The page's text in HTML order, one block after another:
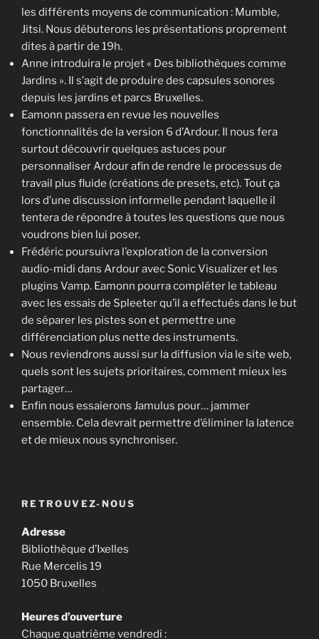
les différents moyens de communication : Mumble,
Jitsi. Nous débuterons les présentations proprement
dites à partir de 19h.
Anne introduira le projet « Des bibliothèques comme
Jardins ». Il s’agit de produire des capsules sonores
depuis les jardins et parcs Bruxelles.
Eamonn passera en revue les nouvelles
fonctionnalités de la version 6 d’Ardour. Il nous fera
surtout découvrir quelques astuces pour
personnaliser Ardour afin de rendre le processus de
travail plus fluide (créations de presets, etc). Tout ça
lors d’une discussion informelle pendant laquelle il
tentera de répondre à toutes les questions que nous
voudrons bien lui poser.
Frédéric poursuivra l’exploration de la conversion
audio-midi dans Ardour avec Sonic Visualizer et les
plugins Vamp. Eamonn pourra compléter le tableau
avec les essais de Spleeter qu’il a effectués dans le but
de séparer les pistes son et permettre une
différenciation plus nette des instruments.
Nous reviendrons aussi sur la diffusion via le site web,
quels sont les sujets prioritaires, comment mieux les
partager…
Enfin nous essaierons Jamulus pour… jammer
ensemble. Cela devrait permettre d’éliminer la latence
et de mieux nous synchroniser.
RETROUVEZ-NOUS
Adresse
Bibliothèque d’Ixelles
Rue Mercelis 19
1050 Bruxelles
Heures d’ouverture
Chaque quatrième vendredi :